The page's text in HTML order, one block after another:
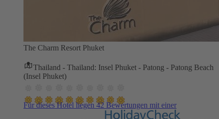
The Charm Resort Phuket
Thailand - Thailand: Insel Phuket - Patong - Patong Beach
(Insel Phuket)
Für dieses Hotel liegen 42 Bewertungen mit einer